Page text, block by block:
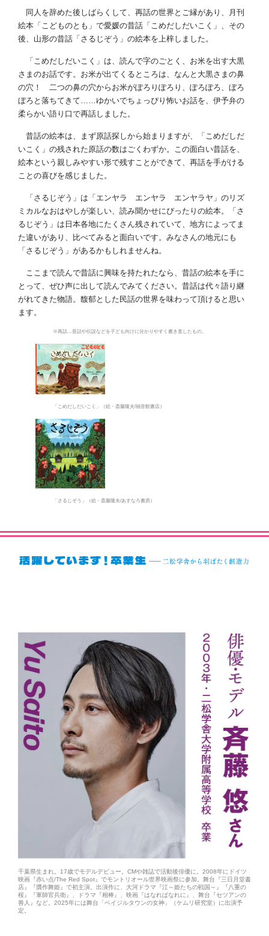
同人を辞めた後しばらくして、再話の世界とご縁があり、月刊
絵本「こどものとも」で愛媛の昔話「こめだしだいこく」、その
後、山形の昔話「さるじぞう」の絵本を上梓しました。
「こめだしだいこく」は、読んで字のごとく、お米を出す大黒
さまのお話です。お米が出てくるところは、なんと大黒さまの鼻
の穴！ 二つの鼻の穴からお米がぽろりぽろり、ぽろぽろ、ぼろ
ぼろと落ちてきて……ゆかいでちょっぴり怖いお話を、伊予弁の
柔らかい語り口で再話しました。
昔話の絵本は、まず原話探しから始まりますが、「こめだしだ
いこく」の残された原話の数はごくわずか。この面白い昔話を、
絵本という親しみやすい形で残すことができて、再話を手がける
ことの喜びを感じました。
「さるじぞう」は「エンヤラ エンヤラ エンヤラヤ」のリズ
ミカルなおはやしが楽しい、読み聞かせにぴったりの絵本。「さ
るじぞう」は日本各地にたくさん残されていて、地方によってま
た違いがあり、比べてみると面白いです。みなさんの地元にも
「さるじぞう」があるかもしれませんね。
ここまで読んで昔話に興味を持たれたなら、昔話の絵本を手に
とって、ぜひ声に出して読んでみてください。昔話は代々語り継
がれてきた物語。馥郁とした民話の世界を味わって頂けると思い
ます。
※再話…昔話や伝説などを子ども向けに分かりやすく書き直したもの。
「こめだしだいこく」（絵・斎藤隆夫/福音館書店）
「さるじぞう」（絵・斎藤隆夫/あすなろ書房）
千葉県生まれ。17歳でモデルデビュー。CMや雑誌で活動後俳優に。2008年にドイツ
映画『赤い点/The Red Spot』でモントリオール世界映画祭に参加。舞台『三日月堂書
店』『贋作舞姫』で初主演。出演作に、大河ドラマ『江～姫たちの戦国～』『八重の
桜』『軍師官兵衛』、ドラマ『相棒』、映画『はなればなれに』、舞台『セツアンの
善人』など。2025年には舞台「ベイジルタウンの女神」（ケムリ研究室）に出演予
定。